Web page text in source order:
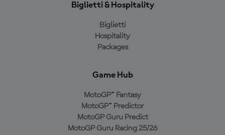
Biglietti & Hospitality
Biglietti
Hospitality
Packages
Game Hub
MotoGP™ Fantasy
MotoGP™ Predictor
MotoGP Guru Predict
MotoGP Guru Racing 25/26